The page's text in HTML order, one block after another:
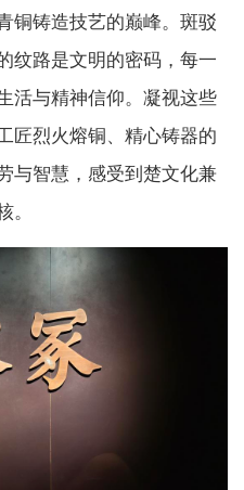
铜铸造技艺的巅峰。斑驳
纹路是文明的密码，每一
活与精神信仰。凝视这些
匠烈火熔铜、精心铸器的
与智慧，感受到楚文化兼
。